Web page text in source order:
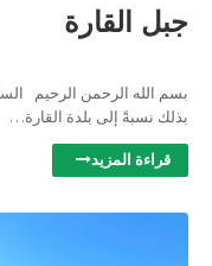
جبل القارة
بسم الله الرحمن الرحيم
بذلك نسبةً إلى بلدة القارة…
قراءة المزيد